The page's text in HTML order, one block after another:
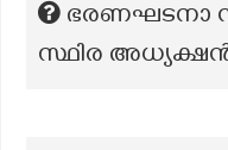
ഭരണഘടനാ
സ്ഥിര